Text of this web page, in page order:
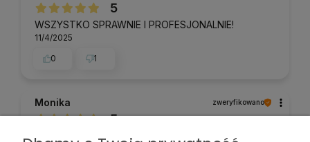
5
WSZYSTKO SPRAWNIE I PROFESJONALNIE!
11/4/2025
0
1
Monika zweryfikowano
5
Sprawdzony smak, dobra jakość